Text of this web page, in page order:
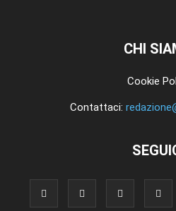
CHI
Cookie
Contattaci: